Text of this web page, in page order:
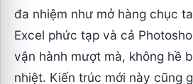
đa nhiệm như mở hàng chục
Excel phức tạp và cả
vận hành mượt mà, không hề
nhiệt. Kiến trúc mới này cũng